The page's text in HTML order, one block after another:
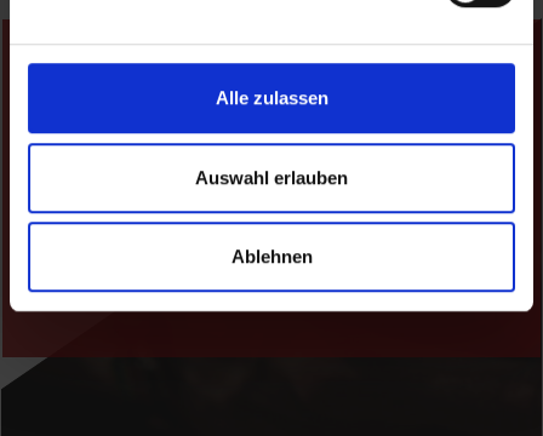
Alle zulassen
Auswahl erlauben
Ablehnen
Besuch uns in einerkostenlosen
Probestunde
Los geht´s